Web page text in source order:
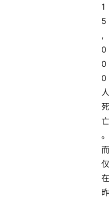
1
5
,
0
0
0
人
死
亡
。
而
仅
在
昨